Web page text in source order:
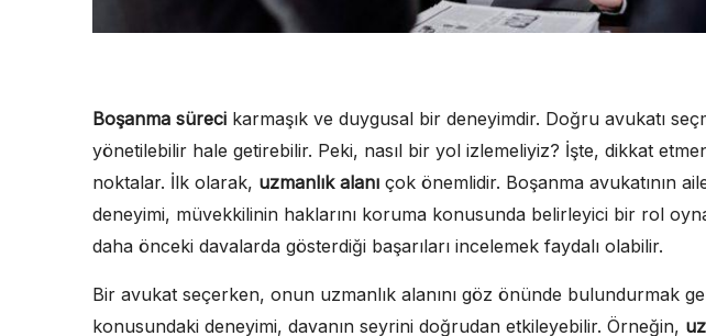
Boşanma süreci karmaşık ve duygusal bir deneyimdir. Doğru avukatı
yönetilebilir hale getirebilir. Peki, nasıl bir yol izlemeliyiz? İşte, dikkat
noktalar. İlk olarak, uzmanlık alanı çok önemlidir. Boşanma avukatının
deneyimi, müvekkilinin haklarını koruma konusunda belirleyici bir rol
daha önceki davalarda gösterdiği başarıları incelemek faydalı olabilir.
Bir avukat seçerken, onun uzmanlık alanını göz önünde bulundurmak
konusundaki deneyimi, davanın seyrini doğrudan etkileyebilir. Örneğin,